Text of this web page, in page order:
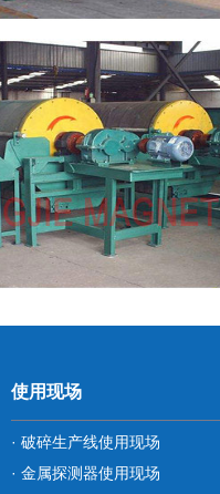
使用现场
· 破碎生产线使用现场
· 金属探测器使用现场